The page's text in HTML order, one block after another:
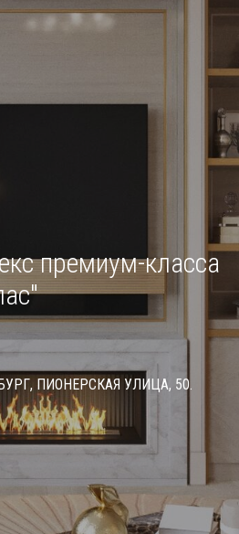
премиум-класса
ПИОНЕРСКАЯ УЛИЦА, 50.